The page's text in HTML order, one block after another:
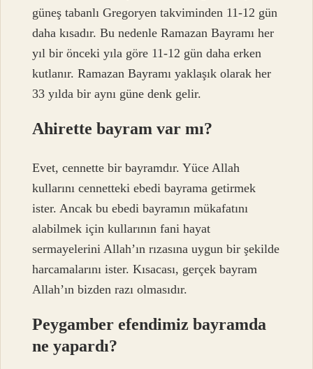
güneş tabanlı Gregoryen takviminden 11-12 gün
daha kısadır. Bu nedenle Ramazan Bayramı her
yıl bir önceki yıla göre 11-12 gün daha erken
kutlanır. Ramazan Bayramı yaklaşık olarak her
33 yılda bir aynı güne denk gelir.
Ahirette bayram var mı?
Evet, cennette bir bayramdır. Yüce Allah
kullarını cennetteki ebedi bayrama getirmek
ister. Ancak bu ebedi bayramın mükafatını
alabilmek için kullarının fani hayat
sermayelerini Allah’ın rızasına uygun bir şekilde
harcamalarını ister. Kısacası, gerçek bayram
Allah’ın bizden razı olmasıdır.
Peygamber efendimiz bayramda
ne yapardı?